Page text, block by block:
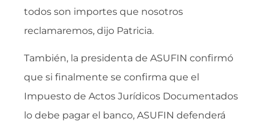
todos son importes que nosotros
reclamaremos, dijo Patricia.
También, la presidenta de ASUFIN confirmó
que si finalmente se confirma que el
Impuesto de Actos Jurídicos Documentados
lo debe pagar el banco, ASUFIN defenderá